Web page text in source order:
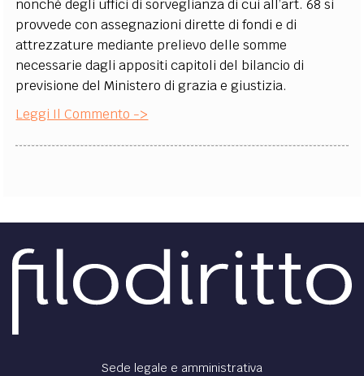
nonché degli uffici di sorveglianza di cui all’art. 68 si
provvede con assegnazioni dirette di fondi e di
attrezzature mediante prelievo delle somme
necessarie dagli appositi capitoli del bilancio di
previsione del Ministero di grazia e giustizia.
Leggi Il Commento ->
Sede legale e amministrativa